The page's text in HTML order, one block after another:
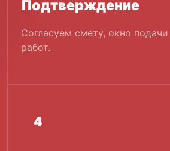
Подтверждение
Согласуем смету, окно
работ.
4